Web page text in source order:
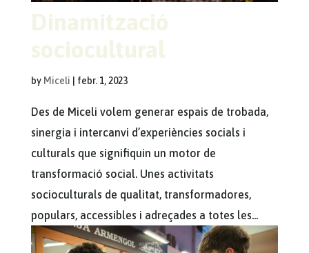
Dinamització
sociocultural
by Miceli febr. 1, 2023
Des de Miceli volem generar espais de trobada,
sinergia i intercanvi d’experiències socials i
culturals que signifiquin un motor de
transformació social. Unes activitats
socioculturals de qualitat, transformadores,
populars, accessibles i adreçades a totes les...